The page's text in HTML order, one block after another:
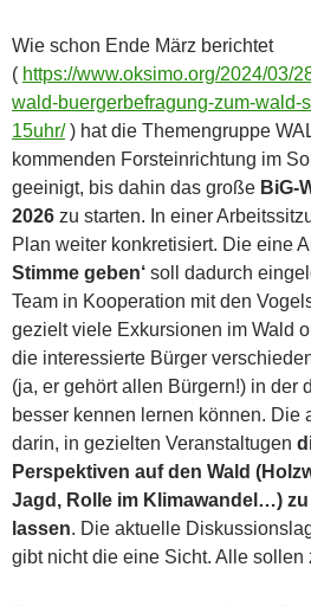
Wie schon Ende März berichtet
( https://www.oksimo.org/2024/03/
wald-buergerbefragung-zum-wald-
15uhr/) hat die Themengruppe
kommenden Forsteinrichtung im
geeinigt, bis dahin das große BiG-
2026 zu starten. In einer
Plan weiter konkretisiert. Die eine
Stimme geben‘ soll dadurch
Team in Kooperation mit den
gezielt viele Exkursionen im Wald
die interessierte Bürger
(ja, er gehört allen Bürgern!) in der
besser kennen lernen können. Die
darin, in gezielten Veranstaltugen
Perspektiven auf den Wald
Jagd, Rolle im Klimawandel…)
lassen. Die aktuelle
gibt nicht die eine Sicht. Alle sollen